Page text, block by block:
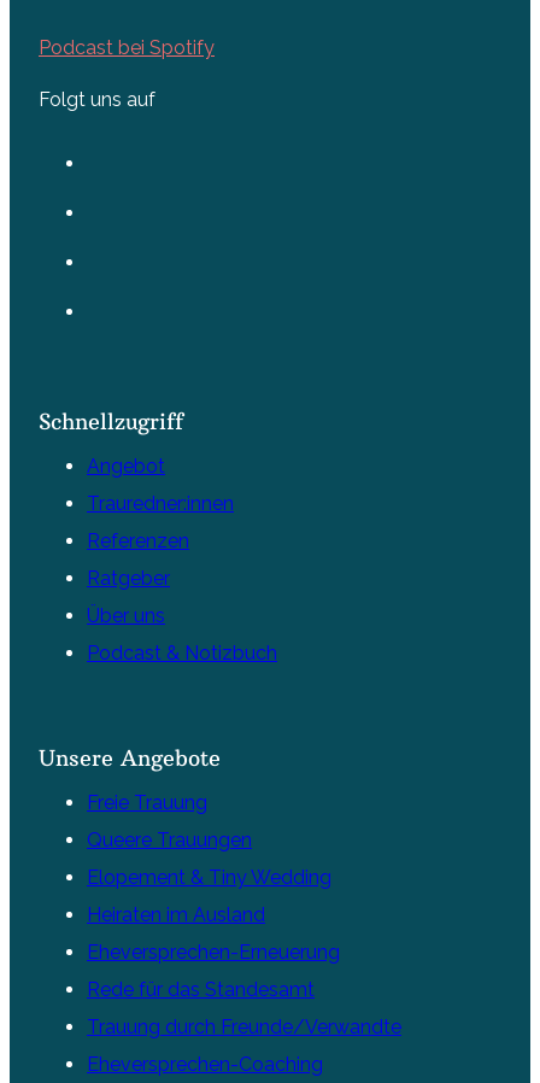
Podcast bei Spotify
Folgt uns auf
Schnellzugriff
Angebot
Trauredner:innen
Referenzen
Ratgeber
Über uns
Podcast & Notizbuch
Unsere Angebote
Freie Trauung
Queere Trauungen
Elopement & Tiny Wedding
Heiraten im Ausland
Eheversprechen-Erneuerung
Rede für das Standesamt
Trauung durch Freunde/Verwandte
Eheversprechen-Coaching